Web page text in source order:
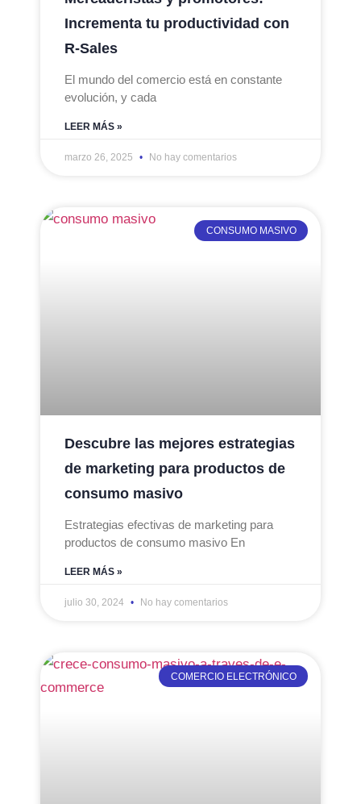
Incrementa tu productividad con
R-Sales
El mundo del comercio está en constante
evolución, y cada
LEER MÁS »
marzo 26, 2025 No hay comentarios
CONSUMO MASIVO
Descubre las mejores estrategias
de marketing para productos de
consumo masivo
Estrategias efectivas de marketing para
productos de consumo masivo En
LEER MÁS »
julio 30, 2024 No hay comentarios
COMERCIO ELECTRÓNICO